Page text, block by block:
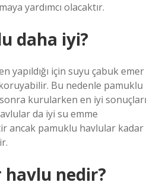
yardımcı olacaktır.
daha iyi?
yapıldığı için suyu çabuk emer
Bu nedenle pamuklu
kurularken en iyi sonuçları
da iyi su emme
ancak pamuklu havlular kadar
nedir?